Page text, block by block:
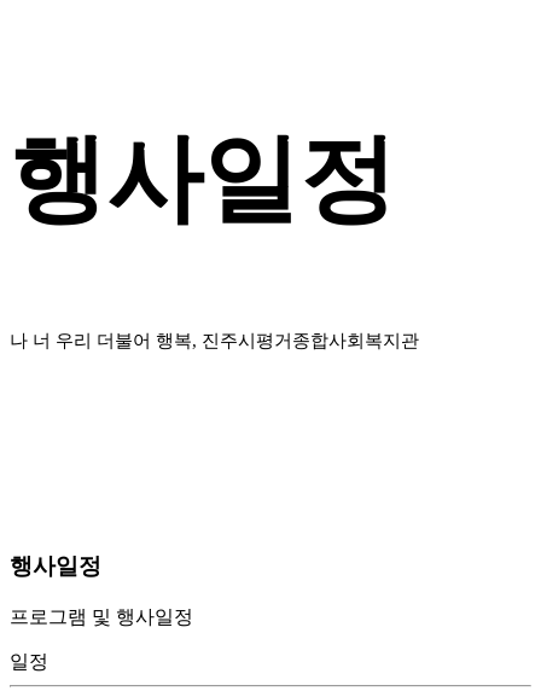
행사일정
나 너 우리 더불어 행복, 진주시평거종합사회복지관
행사일정
프로그램 및 행사일정
일정